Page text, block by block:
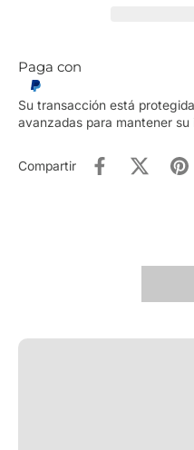
Paga con
Su transacción está
avanzadas para mantener
Compartir